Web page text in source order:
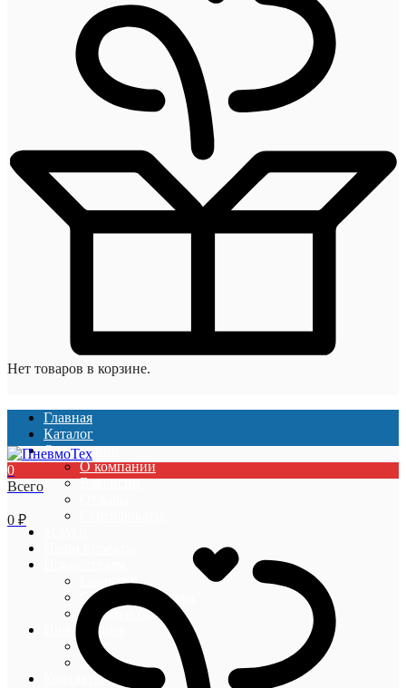
Нет товаров в корзине.
Главная
Каталог
О компании
О компании
Вакансии
Гарантии
Оплата и доставка
Акции и скидки
Информация
Блог
Новости
Контакты
0
Всего
0 ₽